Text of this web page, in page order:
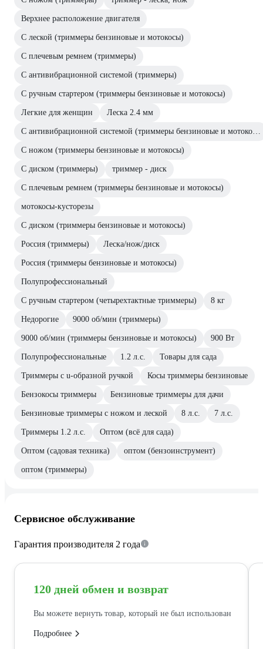
Верхнее расположение двигателя
С леской (триммеры бензиновые и мотокосы)
С плечевым ремнем (триммеры)
С антивибрационной системой (триммеры)
С ручным стартером (триммеры бензиновые и мотокосы)
Легкие для женщин Леска 2.4 мм
С антивибрационной системой (триммеры бензиновые и мотокосы)
С ножом (триммеры бензиновые и мотокосы)
С диском (триммеры) триммер - диск
С плечевым ремнем (триммеры бензиновые и мотокосы)
мотокосы-кусторезы
С диском (триммеры бензиновые и мотокосы)
Россия (триммеры) Леска/нож/диск
Россия (триммеры бензиновые и мотокосы)
Полупрофессиональный
С ручным стартером (четырехтактные триммеры) 8 кг
Недорогие 9000 об/мин (триммеры)
9000 об/мин (триммеры бензиновые и мотокосы) 900 Вт
Полупрофессиональные 1.2 л.с. Товары для сада
Триммеры с u-образной ручкой Косы триммеры бензиновые
Бензокосы триммеры Бензиновые триммеры для дачи
Бензиновые триммеры с ножом и леской 8 л.с. 7 л.с.
Триммеры 1.2 л.с. Оптом (всё для сада)
Оптом (садовая техника) оптом (бензоинструмент)
оптом (триммеры)
Сервисное обслуживание
Гарантия производителя 2 года
120 дней обмен и возврат
Вы можете вернуть товар, который не был использован
Подробнее